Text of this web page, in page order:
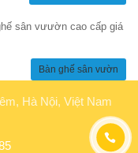
sân vưườn cao cấp giá
Bàn ghế sân vườn
Hà Nội, Việt Nam